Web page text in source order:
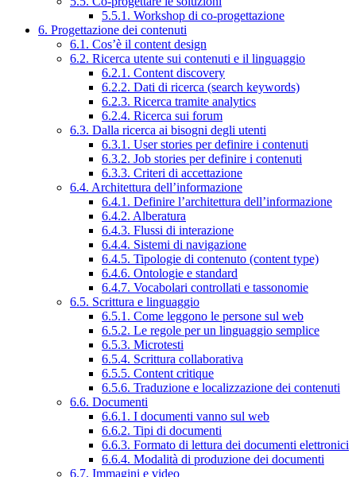
5.5.1. Workshop di co-progettazione
6. Progettazione dei contenuti
6.1. Cos’è il content design
6.2. Ricerca utente sui contenuti e il linguaggio
6.2.1. Content discovery
6.2.2. Dati di ricerca (search keywords)
6.2.3. Ricerca tramite analytics
6.2.4. Ricerca sui forum
6.3. Dalla ricerca ai bisogni degli utenti
6.3.1. User stories per definire i contenuti
6.3.2. Job stories per definire i contenuti
6.3.3. Criteri di accettazione
6.4. Architettura dell’informazione
6.4.1. Definire l’architettura dell’informazione
6.4.2. Alberatura
6.4.3. Flussi di interazione
6.4.4. Sistemi di navigazione
6.4.5. Tipologie di contenuto (content type)
6.4.6. Ontologie e standard
6.4.7. Vocabolari controllati e tassonomie
6.5. Scrittura e linguaggio
6.5.1. Come leggono le persone sul web
6.5.2. Le regole per un linguaggio semplice
6.5.3. Microtesti
6.5.4. Scrittura collaborativa
6.5.5. Content critique
6.5.6. Traduzione e localizzazione dei contenuti
6.6. Documenti
6.6.1. I documenti vanno sul web
6.6.2. Tipi di documenti
6.6.3. Formato di lettura dei documenti elettronici
6.6.4. Modalità di produzione dei documenti
6.7. Immagini e video